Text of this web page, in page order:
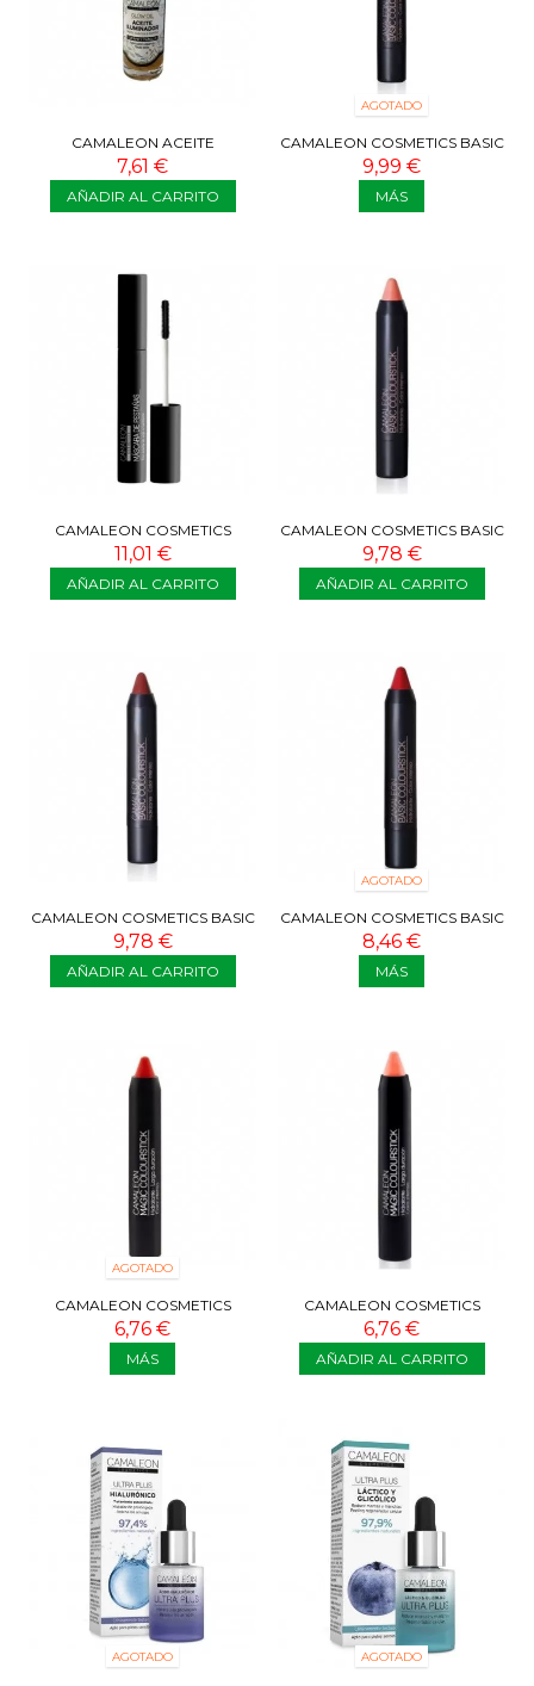
CAMALEON ACEITE
ILUMINADOR CUERPO Y
CABELLO 30 ML
7,61 €
AÑADIR AL CARRITO
AGOTADO
CAMALEON COSMETICS BASIC
COLOURSTICK BERENJENA
9,99 €
MÁS
CAMALEON COSMETICS
MÁSCARA DE PESTAÑAS
EFECTO DEFINICIÓN
11,01 €
AÑADIR AL CARRITO
CAMALEON COSMETICS BASIC
COLOURSTICK NUDE
9,78 €
AÑADIR AL CARRITO
CAMALEON COSMETICS BASIC
COLOURSTICK TERRA
9,78 €
AÑADIR AL CARRITO
AGOTADO
CAMALEON COSMETICS BASIC
COLOURSTICK ROUGE
8,46 €
MÁS
AGOTADO
CAMALEON COSMETICS
MAGIC COLOURSTICK CORAL
6,76 €
MÁS
CAMALEON COSMETICS
MAGIC COLOURSTICK
MELOCOTÓN
6,76 €
AÑADIR AL CARRITO
AGOTADO AGOTADO